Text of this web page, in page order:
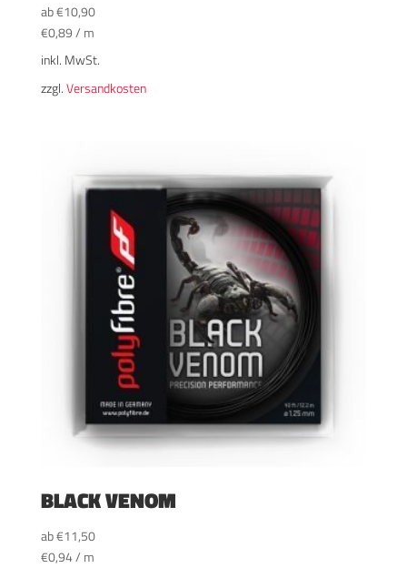
ab€10,90
€0,89/ m
inkl. MwSt.
zzgl.Versandkosten
BLACK VENOM
ab€11,50
€0,94/ m